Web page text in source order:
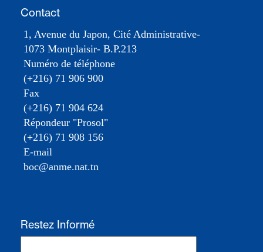
Contact
1, Avenue du Japon, Cité Administrative-
1073 Montplaisir- B.P.213
Numéro de téléphone
(+216) 71 906 900
Fax
(+216) 71 904 624
Répondeur "Prosol"
(+216) 71 908 156
E-mail
boc@anme.nat.tn
Restez Informé